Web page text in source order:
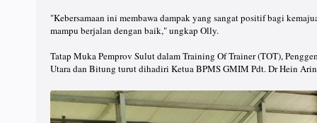
"Kebersamaan ini membawa dampak yang sangat positif bagi
mampu berjalan dengan baik," ungkap Olly.
Tatap Muka Pemprov Sulut dalam Training Of Trainer (TOT),
Utara dan Bitung turut dihadiri Ketua BPMS GMIM Pdt. Dr Hein